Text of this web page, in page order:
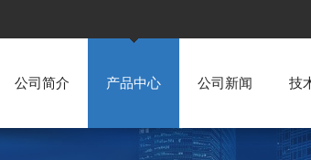
公司简介 产品中心 公司新闻 技